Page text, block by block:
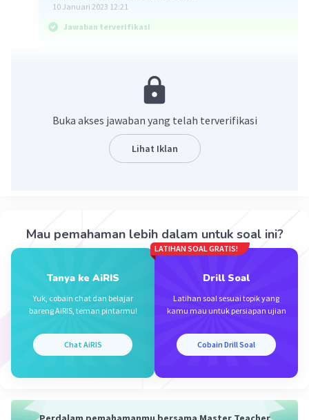
10 Januari 2023 12:21
Jawaban terverifikasi
Dalam pencak silat adalah 2 jenis teknik
serangan yang dapat dilakukan yakni pukulan
dan tendangan. Pukulan adalah bentuk serangan
Dengan dmeikian. salah satu bentuk serangan
yang dipergunakan untuk jarak jauh yaitu
tendangan.
Jadi, jawaban yang tepat adalah pilihan D.
Beri Rating·3.0( Balas
12 Januari 2023 01:33
Buka akses jawaban yang telah terverifikasi
Lihat Iklan
Mau pemahaman lebih dalam untuk soal ini?
Tanya ke AiRIS
Yuk, cobain chat dan belajar
bareng AiRIS, teman pintarmu!
Chat AiRIS
LATIHAN SOAL GRATIS!
Drill Soal
Latihan soal sesuai topik yang
kamu mau untuk persiapan ujian
Cobain Drill Soal